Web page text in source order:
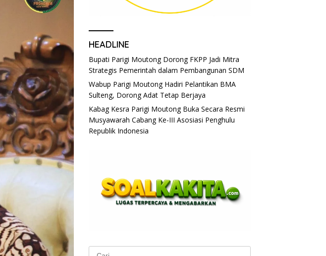
HEADLINE
Bupati Parigi Moutong Dorong FKPP Jadi Mitra
Strategis Pemerintah dalam Pembangunan SDM
Wabup Parigi Moutong Hadiri Pelantikan BMA
Sulteng, Dorong Adat Tetap Berjaya
Kabag Kesra Parigi Moutong Buka Secara Resmi
Musyawarah Cabang Ke-III Asosiasi Penghulu
Republik Indonesia
Cari